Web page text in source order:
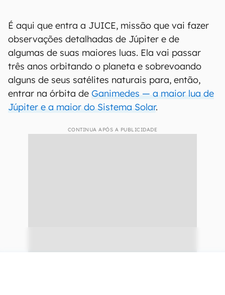
É aqui que entra a JUICE, missão que vai fazer
observações detalhadas de Júpiter e de
algumas de suas maiores luas. Ela vai passar
três anos orbitando o planeta e sobrevoando
alguns de seus satélites naturais para, então,
entrar na órbita de Ganimedes — a maior lua de
Júpiter e a maior do Sistema Solar.
CONTINUA APÓS A PUBLICIDADE